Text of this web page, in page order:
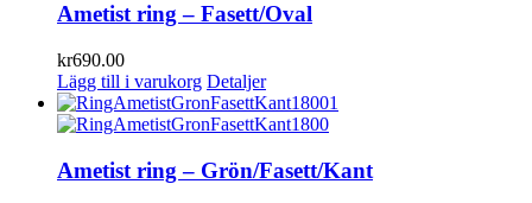
Ametist ring – Fasett/Oval
kr690.00
Lägg till i varukorg Detaljer
Ametist ring – Grön/Fasett/Kant